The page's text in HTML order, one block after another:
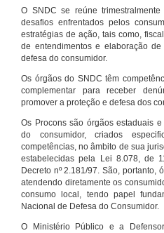
O SNDC se reúne
desafios enfrentados pelos
estratégias de ação, tais como,
de entendimentos e elaboração
defesa do consumidor.
Os órgãos do SNDC têm
complementar para receber
promover a proteção e defesa dos
Os Procons são órgãos estaduais
do consumidor, criados
competências, no âmbito de sua
estabelecidas pela Lei 8.078, de
Decreto nº 2.181/97. São, portanto,
atendendo diretamente os
consumo local, tendo papel
Nacional de Defesa do Consumidor.
O Ministério Público e a